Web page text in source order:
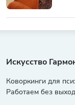
Искусство
Коворкинги для
Работаем без